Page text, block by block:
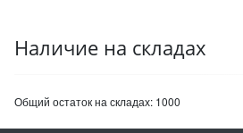
Наличие на складах
Общий остаток на складах: 1000